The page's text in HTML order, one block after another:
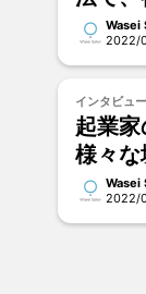
い｜西
Wasei
2022/
インタビュー
起業家
様々な
イジ
｜詩步
Wasei
2022/